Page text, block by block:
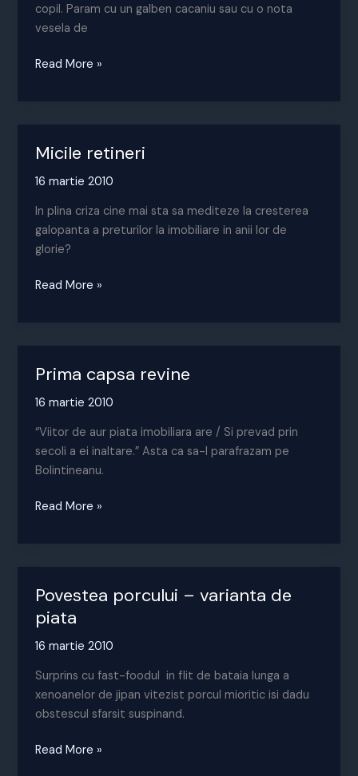
copil. Param cu un galben cacaniu sau cu o nota
vesela de
De
are
sens
Read More »
Micile retineri
16 martie 2010
In plina criza cine mai sta sa mediteze la cresterea
galopanta a preturilor la imobiliare in anii lor de
glorie?
Micile
Read More »
Prima capsa revine
16 martie 2010
“Viitor de aur piata imobiliara are / Si prevad prin
secoli a ei inaltare.” Asta ca sa-l parafrazam pe
Bolintineanu.
Prima
Read More »
Povestea porcului – varianta de
piata
16 martie 2010
Surprins cu fast-foodul in flit de bataia lunga a
xenoanelor de jipan vitezist porcul mioritic isi dadu
obstescul sfarsit suspinand.
Povestea
Read More »